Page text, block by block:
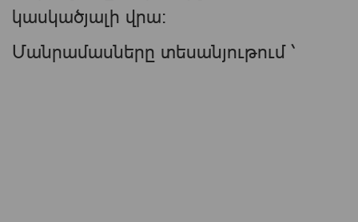
կասկածյալի վրա:
Մանրամասները տեսանյութում ՝